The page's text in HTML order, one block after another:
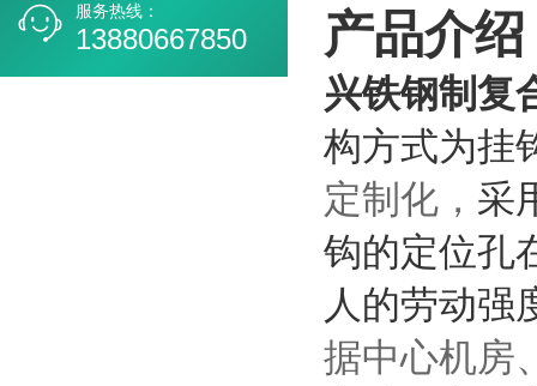
服务热线：
13880667850 产品介绍
兴铁钢制复
构方式为挂
定制化， 采
钩的定位孔
人的劳动强
据中心机房